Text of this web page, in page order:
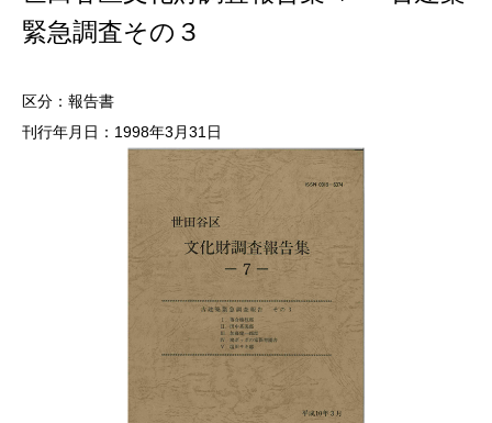
緊急調査その３
区分：報告書
刊行年月日：1998年3月31日